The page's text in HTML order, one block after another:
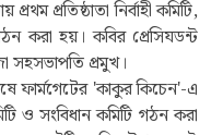
প্রতিষ্ঠাতা নির্বাহী কমিটি,
করা হয়। কবির প্রেসিযডন্ট
সহসভাপতি প্রমুখ।
ফার্মগেটের 'কাকুর কিচেন'-এ
ও সংবিধান কমিটি গঠন করা